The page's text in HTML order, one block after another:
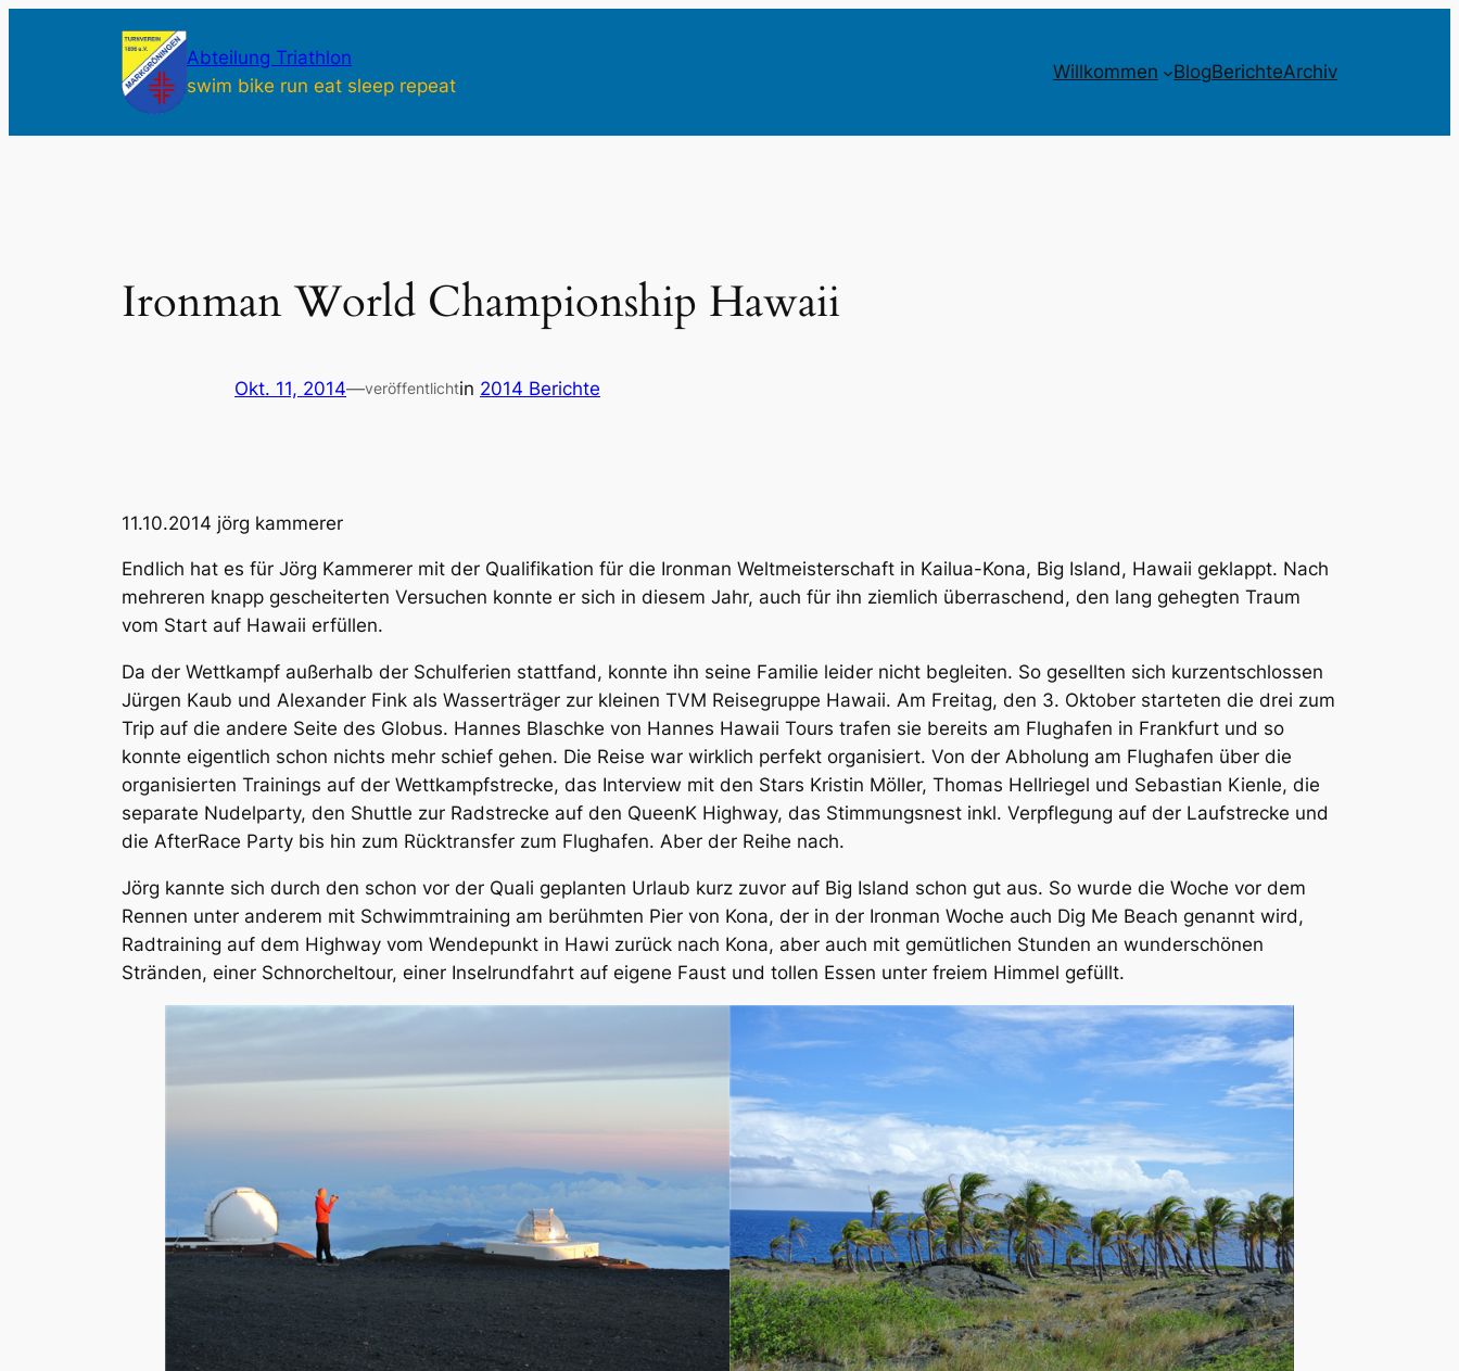
Abteilung Triathlon
swim bike run eat sleep repeat
Willkommen BlogBerichteArchiv
Ironman World Championship Hawaii
Okt. 11, 2014—veröffentlichtin 2014 Berichte
11.10.2014 jörg kammerer
Endlich hat es für Jörg Kammerer mit der Qualifikation für die Ironman Weltmeisterschaft in Kailua-Kona, Big Island, Hawaii geklappt. Nach
mehreren knapp gescheiterten Versuchen konnte er sich in diesem Jahr, auch für ihn ziemlich überraschend, den lang gehegten Traum
vom Start auf Hawaii erfüllen.
Da der Wettkampf außerhalb der Schulferien stattfand, konnte ihn seine Familie leider nicht begleiten. So gesellten sich kurzentschlossen
Jürgen Kaub und Alexander Fink als Wasserträger zur kleinen TVM Reisegruppe Hawaii. Am Freitag, den 3. Oktober starteten die drei zum
Trip auf die andere Seite des Globus. Hannes Blaschke von Hannes Hawaii Tours trafen sie bereits am Flughafen in Frankfurt und so
konnte eigentlich schon nichts mehr schief gehen. Die Reise war wirklich perfekt organisiert. Von der Abholung am Flughafen über die
organisierten Trainings auf der Wettkampfstrecke, das Interview mit den Stars Kristin Möller, Thomas Hellriegel und Sebastian Kienle, die
separate Nudelparty, den Shuttle zur Radstrecke auf den QueenK Highway, das Stimmungsnest inkl. Verpflegung auf der Laufstrecke und
die AfterRace Party bis hin zum Rücktransfer zum Flughafen. Aber der Reihe nach.
Jörg kannte sich durch den schon vor der Quali geplanten Urlaub kurz zuvor auf Big Island schon gut aus. So wurde die Woche vor dem
Rennen unter anderem mit Schwimmtraining am berühmten Pier von Kona, der in der Ironman Woche auch Dig Me Beach genannt wird,
Radtraining auf dem Highway vom Wendepunkt in Hawi zurück nach Kona, aber auch mit gemütlichen Stunden an wunderschönen
Stränden, einer Schnorcheltour, einer Inselrundfahrt auf eigene Faust und tollen Essen unter freiem Himmel gefüllt.